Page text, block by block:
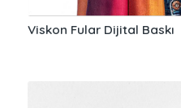
Viskon Fular Dijital Baskı